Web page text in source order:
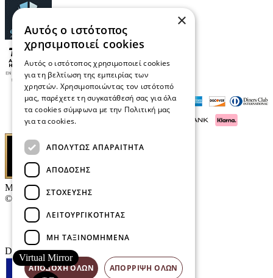
Μαρκάκης Οπτικά
© 2026
Επικοινωνία
E-Volution Awards
Designed & developed by
Virtual Mirror
×
Αυτός ο ιστότοπος
χρησιμοποιεί cookies
Αυτός ο ιστότοπος χρησιμοποιεί cookies
για τη βελτίωση της εμπειρίας των
χρηστών. Χρησιμοποιώντας τον ιστότοπό
μας, παρέχετε τη συγκατάθεσή σας για όλα
τα cookies σύμφωνα με την Πολιτική μας
για τα cookies.
ΑΠΟΛΎΤΩΣ ΑΠΑΡΑΊΤΗΤΑ
ΑΠΌΔΟΣΗΣ
ΣΤΌΧΕΥΣΗΣ
ΛΕΙΤΟΥΡΓΙΚΌΤΗΤΑΣ
ΜΗ ΤΑΞΙΝΟΜΗΜΈΝΑ
ΑΠΟΔΟΧΉ ΌΛΩΝ ΑΠΌΡΡΙΨΗ ΌΛΩΝ